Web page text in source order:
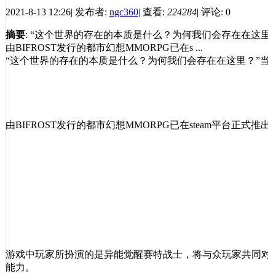
2021-8-13 12:26| 发布者: ngc360| 查看: 224284| 评论: 0
摘要: “这个世界的存在的本质是什么？为何我们会存在在
由BIFROST发行的都市幻想MMORPG已在s ...
“这个世界的存在的本质是什么？为何我们会存在在这里？
由BIFROST发行的都市幻想MMORPG已在steam平台正式
游戏中玩家所扮演的是异能觉醒赛特战士，将与众玩家共
能力。